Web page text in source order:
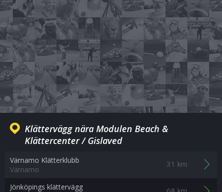
Klättervägg nära Modulen Beach &
Klättercenter / Gislaved
Värnamo Klätterklubb
Värnamo
31 km
Jönköpings klättervägg